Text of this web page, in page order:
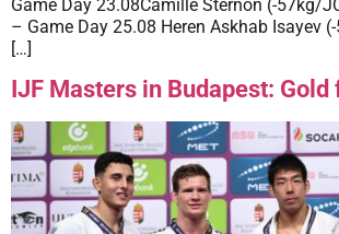
Game Day 23.08Camille Sternon (-57kg/
– Game Day 25.08 Heren Askhab Isayev
[…]
IJF Masters in Budapest: Gold